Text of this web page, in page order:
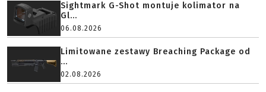
Sightmark G-Shot montuje kolimator na
Gl...
06.08.2026
Limitowane zestawy Breaching Package od
...
02.08.2026